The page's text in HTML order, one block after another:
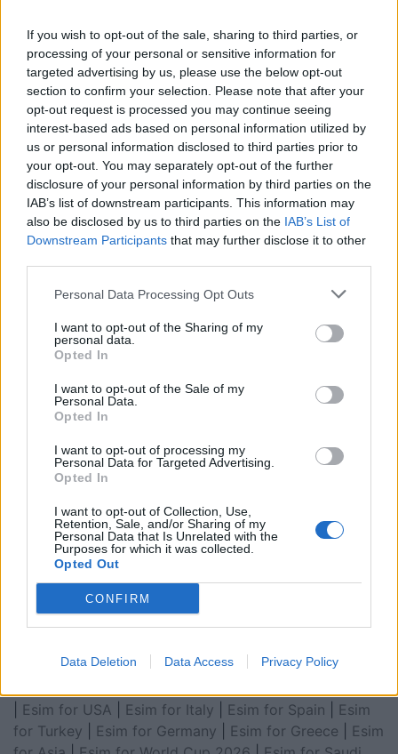
If you wish to opt-out of the sale, sharing to third parties, or
processing of your personal or sensitive information for
targeted advertising by us, please use the below opt-out
section to confirm your selection. Please note that after your
opt-out request is processed you may continue seeing
interest-based ads based on personal information utilized by
us or personal information disclosed to third parties prior to
your opt-out. You may separately opt-out of the further
disclosure of your personal information by third parties on the
IAB’s list of downstream participants. This information may
also be disclosed by us to third parties on the IAB’s List of
Downstream Participants that may further disclose it to other
Personal Data Processing Opt Outs
I want to opt-out of the Sharing of my
personal data.
Opted In
I want to opt-out of the Sale of my
Personal Data.
Opted In
I want to opt-out of processing my
Personal Data for Targeted Advertising.
Opted In
I want to opt-out of Collection, Use,
Retention, Sale, and/or Sharing of my
Personal Data that Is Unrelated with the
Purposes for which it was collected.
Opted Out
CONFIRM
Data Deletion Data Access Privacy Policy
Pse Selin Bollati nuk u shfaq te
kënga “Tunde moj Selinë”? E
zbulon Kristi Lamaj: Koncertet
e mia në Europë dhe
angazhimet e saj
Tezja 82-vjeçare dhe nipi 44-
vjeçar gjenden pa jetë në një
banesë në Napoli
në Zubin Potok
Esim for USA Esim for Italy Esim for Spain
Esim
for Turkey
Esim for Germany Esim for Greece
Esim